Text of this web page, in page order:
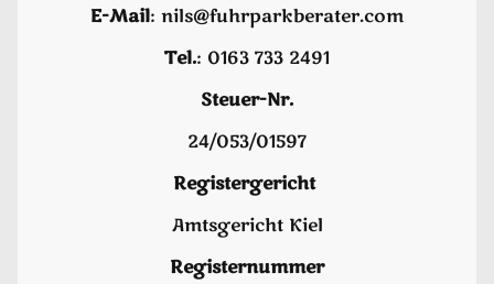
E-Mail: nils@fuhrparkberater.com
Tel.: 0163 733 2491
Steuer-Nr.
24/053/01597
Registergericht
Amtsgericht Kiel
Registernummer